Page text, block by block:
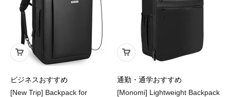
ビジネスおすすめ
[New Trip] Backpack for
通勤・通学おすすめ
[Monomi] Lightweight Backpack